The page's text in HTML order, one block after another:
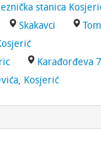
stanica
Skakavci
Karađorđeva
Kosjerić